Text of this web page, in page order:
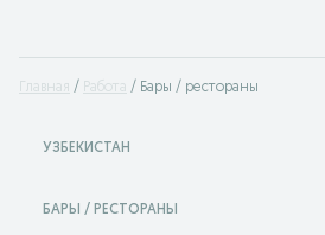
Главная Работа Бары / рестораны
УЗБЕКИСТАН
БАРЫ / РЕСТОРАНЫ